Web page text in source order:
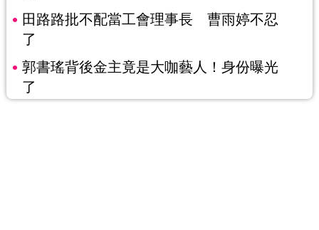
田路路批不配當工會理事長 曹雨婷不忍
了
郭書瑤背後金主竟是大咖藝人！身份曝光
了